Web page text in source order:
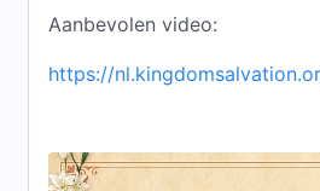
Aanbevolen video:
https://